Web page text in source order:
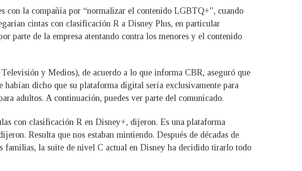
con la compañía por “normalizar el contenido LGBTQ+”, cuando
cintas con clasificación R a Disney Plus, en particular
parte de la empresa atentando contra los menores y el contenido
y Medios), de acuerdo a lo que informa CBR, aseguró que
dicho que su plataforma digital sería exclusivamente para
adultos. A continuación, puedes ver parte del comunicado.
con clasificación R en Disney+, dijeron. Es una plataforma
Resulta que nos estaban mintiendo. Después de décadas de
familias, la suite de nivel C actual en Disney ha decidido tirarlo todo